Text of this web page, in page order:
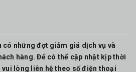
có những đợt giảm giá dịch vụ và
hàng. Để có thể cập nhật kịp thời
lòng liên hệ theo số điện thoại